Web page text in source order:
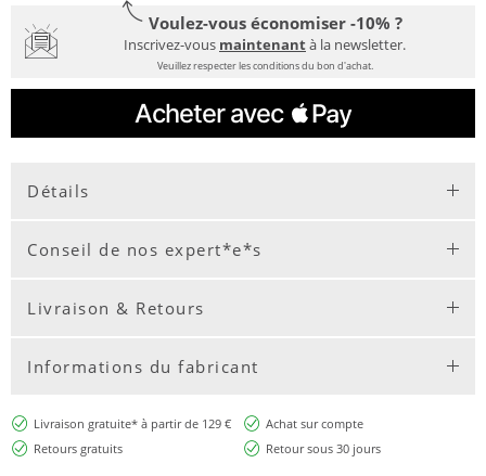
Voulez-vous économiser -10% ?
Inscrivez-vous maintenantà la newsletter.
Veuillez respecter les conditions du bon d'achat.
Détails
Conseil de nos expert*e*s
Livraison & Retours
Informations du fabricant
Livraison gratuite* à partir de 129 €
Achat sur compte
Retours gratuits
Retour sous 30 jours